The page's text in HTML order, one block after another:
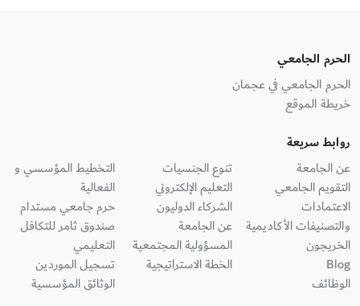
الحرم الجامعي
الحرم الجامعي في عجمان
خريطة الموقع
روابط سريعة
عن الجامعة
التقويم الجامعي
الاعتمادات
والتصنيفات الأكاديمية
الخريجون
Blog
الوظائف
تنوع الجنسيات
التعليم الإلكتروني
الشركاء الدوليون
عن الجامعة
المسؤولية المجتمعية
الخطة الاستراتيجية
التخطيط المؤسسي و
الفعالية
حرم جامعي مستدام
صندوق ثامر للتكافل
التعليمي
تسجيل الموردين
الوثائق المؤسسية